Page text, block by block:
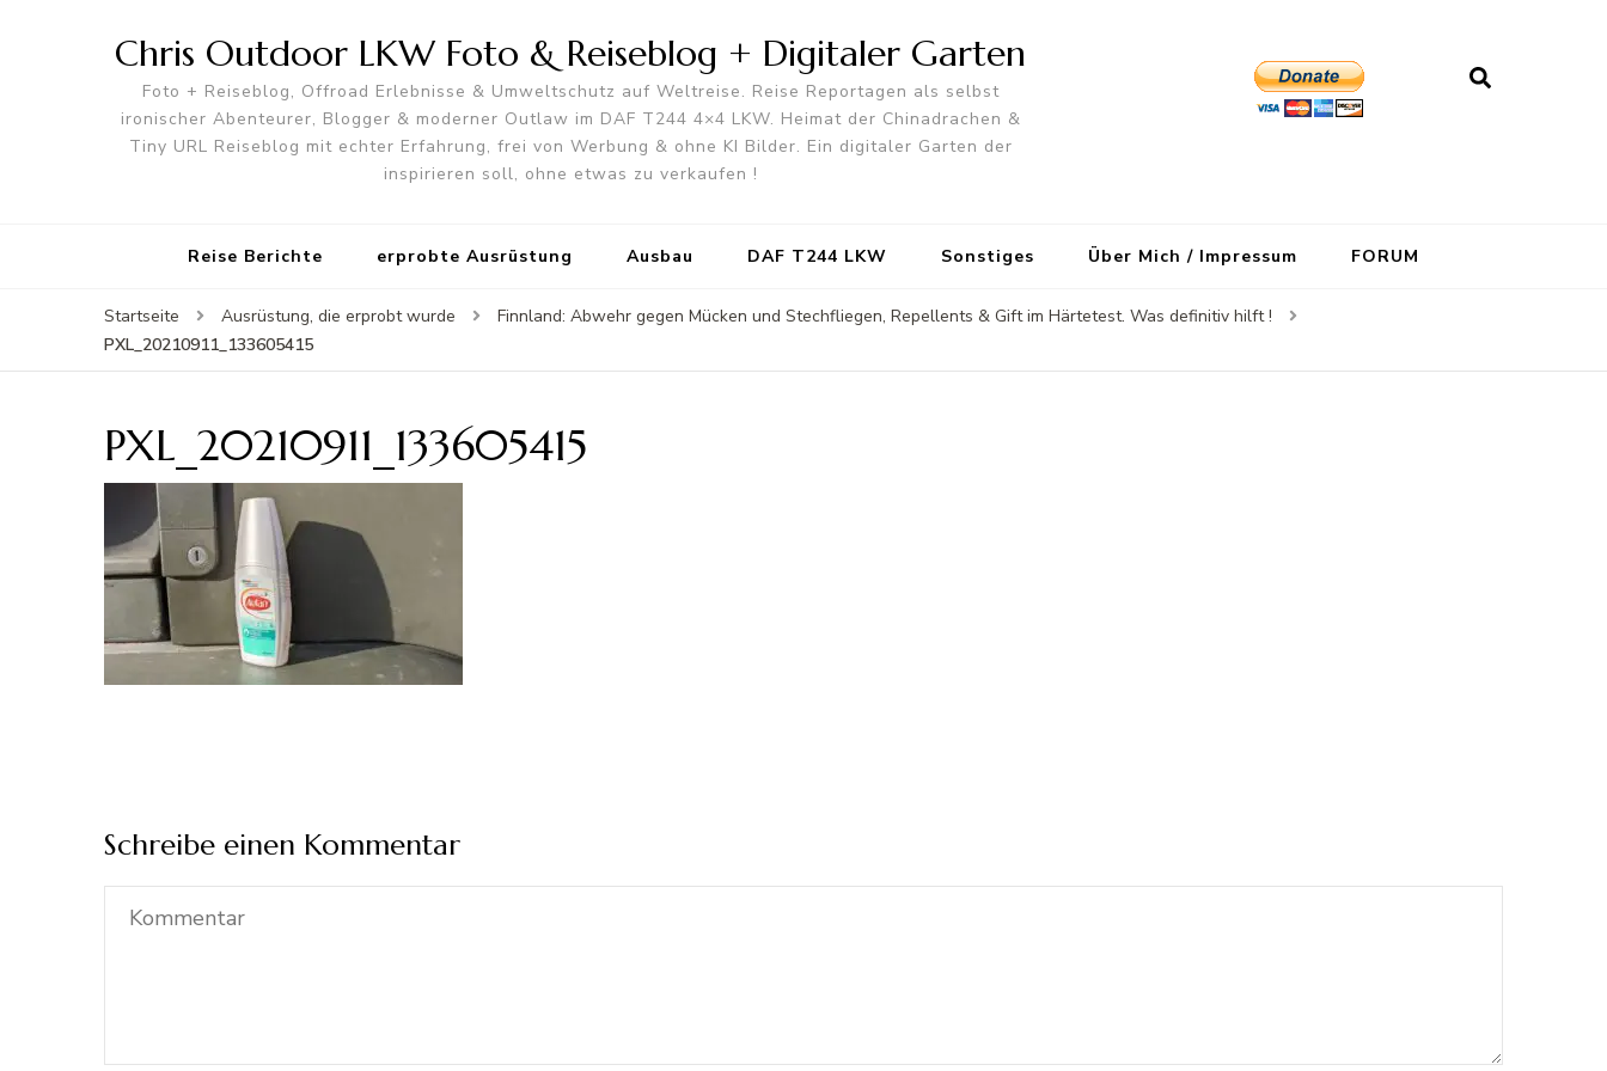
Chris Outdoor LKW Foto & Reiseblog + Digitaler Garten
Foto + Reiseblog, Offroad Erlebnisse & Umweltschutz auf Weltreise. Reise Reportagen als selbst
ironischer Abenteurer, Blogger & moderner Outlaw im DAF T244 4×4 LKW. Heimat der Chinadrachen &
Tiny URL Reiseblog mit echter Erfahrung, frei von Werbung & ohne KI Bilder. Ein digitaler Garten der
inspirieren soll, ohne etwas zu verkaufen !
Reise Berichte erprobte Ausrüstung Ausbau DAF T244 LKW Sonstiges Über Mich / Impressum FORUM
Startseite Ausrüstung, die erprobt wurde
Finnland: Abwehr gegen Mücken und Stechfliegen, Repellents & Gift im Härtetest. Was definitiv hilft !
PXL_20210911_133605415
PXL_20210911_133605415
Schreibe einen Kommentar